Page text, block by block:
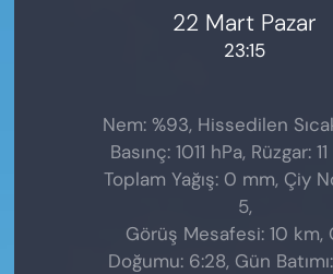
22 Mart Pazar
23:15
Nem: %93, Hissedilen
Basınç: 1011 hPa, Rüzgar:
Toplam Yağış: 0 mm, Çiy
5,
Görüş Mesafesi: 10 km,
Doğumu: 6:28, Gün